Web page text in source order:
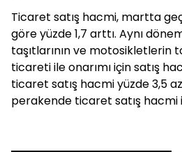
Ticaret satış hacmi, martta
göre yüzde 1,7 arttı. Aynı
taşıtlarının ve
ticareti ile onarımı için satış
ticaret satış hacmi yüzde 3,5
perakende ticaret satış hacmi